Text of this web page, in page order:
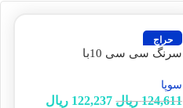
حراج
سرنگ سی سی 10با
دو تکه – لوئر اسلیپ(سوپا)
سوپا
124,611 ریال 122,237 ریال